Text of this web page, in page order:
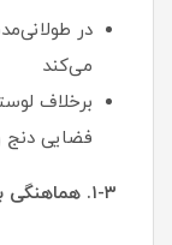
در
می‌کند
برخلاف
فضایی دنج
۱-۳. هماهنگی با سبک‌های مختلف دکوراسیون